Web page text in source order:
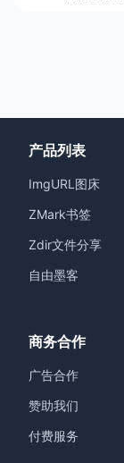
产品列表
ImgURL图床
ZMark书签
Zdir文件分享
自由墨客
商务合作
广告合作
赞助我们
付费服务